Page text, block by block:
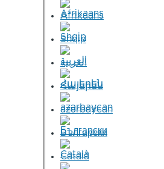
Afrikaans
Shqip
العربية
Հայերեն
azərbaycan
Български
Català